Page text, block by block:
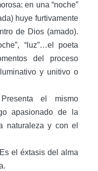
en una “noche”
huye furtivamente
de Dios (amado).
“luz”…el poeta
del proceso
y unitivo o
el mismo
apasionado de la
naturaleza y con el
el éxtasis del alma